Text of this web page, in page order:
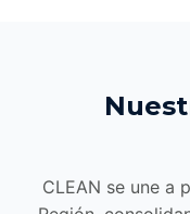
CLEAN se une a